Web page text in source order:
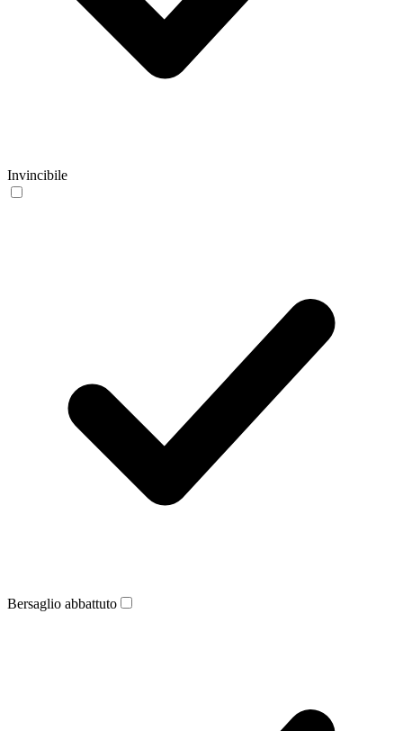
Invincibile
Bersaglio abbattuto